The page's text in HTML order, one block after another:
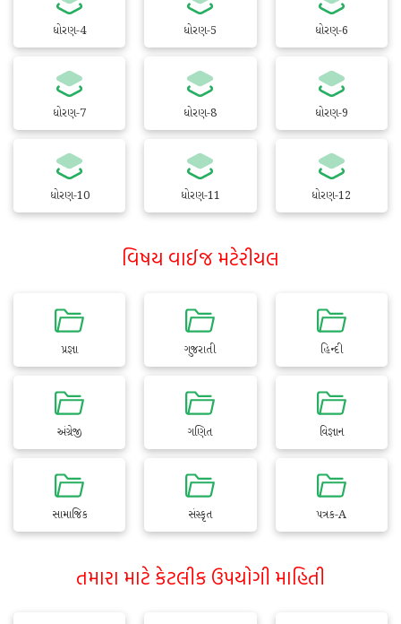
ધોરણ-4 ધોરણ-5 ધોરણ-6
ધોરણ-7 ધોરણ-8 ધોરણ-9
ધોરણ-10 ધોરણ-11 ધોરણ-12
વિષય વાઈજ મટેરીયલ
પ્રજ્ઞા ગુજરાતી હિન્દી
અંગ્રેજી ગણિત વિજ્ઞાન
સામાજિક સંસ્કૃત પત્રક-A
તમારા માટે કેટલીક ઉપયોગી માહિતી